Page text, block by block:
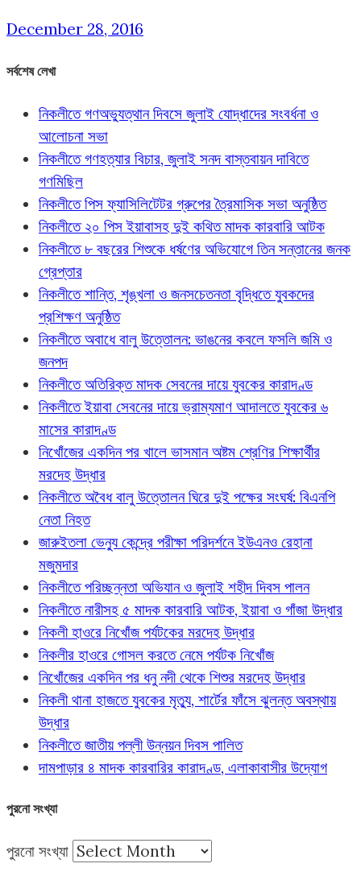
December 28, 2016
সর্বশেষ লেখা
নিকলীতে গণঅভ্যুত্থান দিবসে জুলাই যোদ্ধাদের সংবর্ধনা ও
আলোচনা সভা
নিকলীতে গণহত্যার বিচার, জুলাই সনদ বাস্তবায়ন দাবিতে
গণমিছিল
নিকলীতে পিস ফ্যাসিলিটেটর গ্রুপের ত্রৈমাসিক সভা অনুষ্ঠিত
নিকলীতে ২০ পিস ইয়াবাসহ দুই কথিত মাদক কারবারি আটক
নিকলীতে ৮ বছরের শিশুকে ধর্ষণের অভিযোগে তিন সন্তানের জনক
গ্রেপ্তার
নিকলীতে শান্তি, শৃঙ্খলা ও জনসচেতনতা বৃদ্ধিতে যুবকদের
প্রশিক্ষণ অনুষ্ঠিত
নিকলীতে অবাধে বালু উত্তোলন: ভাঙনের কবলে ফসলি জমি ও
জনপদ
নিকলীতে অতিরিক্ত মাদক সেবনের দায়ে যুবকের কারাদণ্ড
নিকলীতে ইয়াবা সেবনের দায়ে ভ্রাম্যমাণ আদালতে যুবকের ৬
মাসের কারাদণ্ড
নিখোঁজের একদিন পর খালে ভাসমান অষ্টম শ্রেণির শিক্ষার্থীর
মরদেহ উদ্ধার
নিকলীতে অবৈধ বালু উত্তোলন ঘিরে দুই পক্ষের সংঘর্ষ: বিএনপি
নেতা নিহত
জারুইতলা ভেন্যু কেন্দ্রে পরীক্ষা পরিদর্শনে ইউএনও রেহানা
মজুমদার
নিকলীতে পরিচ্ছন্নতা অভিযান ও জুলাই শহীদ দিবস পালন
নিকলীতে নারীসহ ৫ মাদক কারবারি আটক, ইয়াবা ও গাঁজা উদ্ধার
নিকলী হাওরে নিখোঁজ পর্যটকের মরদেহ উদ্ধার
নিকলীর হাওরে গোসল করতে নেমে পর্যটক নিখোঁজ
নিখোঁজের একদিন পর ধনু নদী থেকে শিশুর মরদেহ উদ্ধার
নিকলী থানা হাজতে যুবকের মৃত্যু, শার্টের ফাঁসে ঝুলন্ত অবস্থায়
উদ্ধার
নিকলীতে জাতীয় পল্লী উন্নয়ন দিবস পালিত
দামপাড়ার ৪ মাদক কারবারির কারাদণ্ড, এলাকাবাসীর উদ্যোগ
পুরনো সংখ্যা
পুরনো সংখ্যা